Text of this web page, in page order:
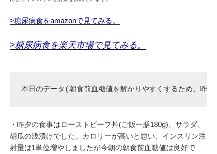
>糖尿病食をamazonで見てみる。
>糖尿病食を楽天市場で見てみる。
本日のデータ(朝食前血糖値を解かりやすくするため、昨
・昨夕の食事はローストビーフ丼(ご飯一膳180g)、サラダ、
胡瓜の浅漬けでした。カロリーが高いと思い、インスリン注
射量は1単位増やしましたが今朝の朝食前血糖値は良好で